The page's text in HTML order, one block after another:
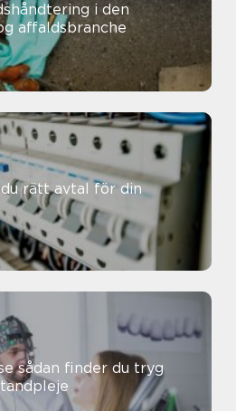
i den
affaldsbranche
tryg